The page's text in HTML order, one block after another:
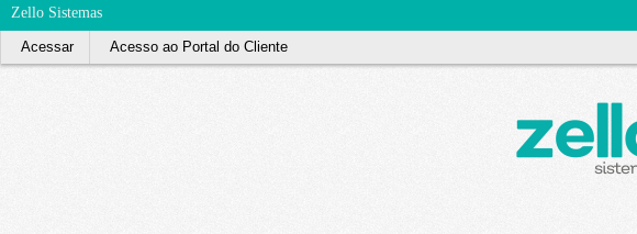
Zello Sistemas
Acessar Acesso ao Portal do Cliente